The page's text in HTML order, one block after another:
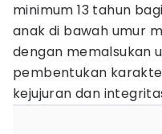
minimum 13 tahun
anak di bawah umur
dengan memalsukan
pembentukan
kejujuran dan